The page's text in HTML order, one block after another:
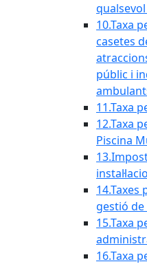
10.Taxa
casetes
públic i
11.Taxa
12.Taxa
Piscina
14.Taxes
gestió
15.Taxa
16.Taxa